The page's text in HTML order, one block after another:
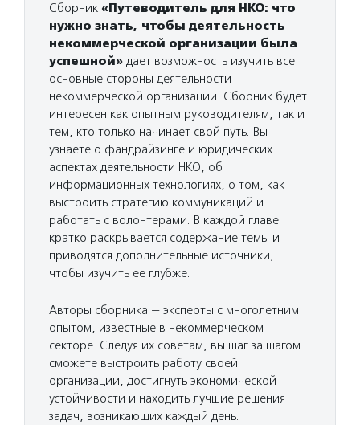
Сборник «Путеводитель для НКО: что
нужно знать, чтобы деятельность
некоммерческой организации была
успешной» дает возможность изучить все
основные стороны деятельности
некоммерческой организации. Сборник будет
интересен как опытным руководителям, так и
тем, кто только начинает свой путь. Вы
узнаете о фандрайзинге и юридических
аспектах деятельности НКО, об
информационных технологиях, о том, как
выстроить стратегию коммуникаций и
работать с волонтерами. В каждой главе
кратко раскрывается содержание темы и
приводятся дополнительные источники,
чтобы изучить ее глубже.
Авторы сборника — эксперты с многолетним
опытом, известные в некоммерческом
секторе. Следуя их советам, вы шаг за шагом
сможете выстроить работу своей
организации, достигнуть экономической
устойчивости и находить лучшие решения
задач, возникающих каждый день.